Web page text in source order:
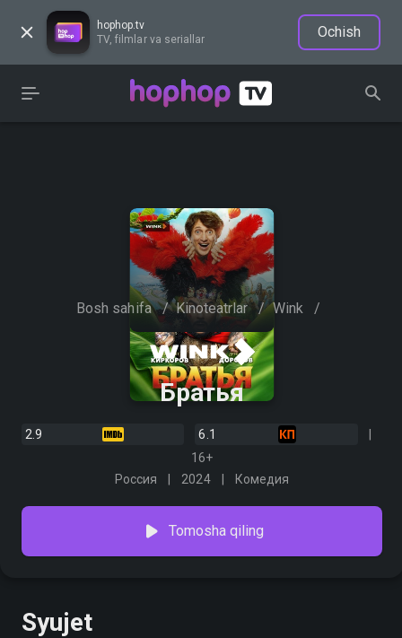
hophop.tv
TV, filmlar va seriallar
Ochish
Bosh sahifa / Kinoteatrlar / Wink /
Братья
2.9
6.1
16+
Россия
2024 Комедия
Tomosha qiling
Syujet